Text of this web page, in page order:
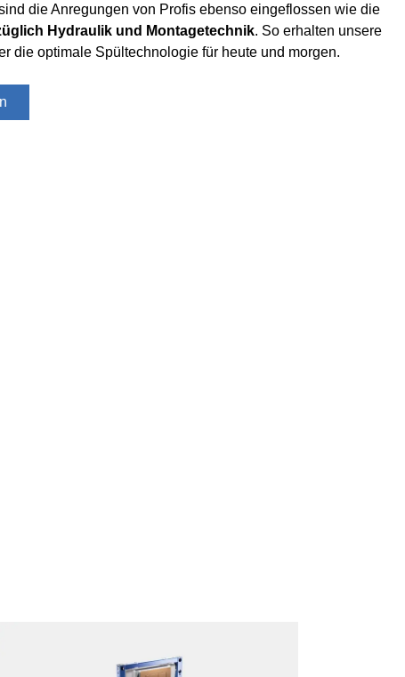
die Anregungen von Profis ebenso eingeflossen wie die
Hydraulik und Montagetechnik. So erhalten unsere
die optimale Spültechnologie für heute und morgen.